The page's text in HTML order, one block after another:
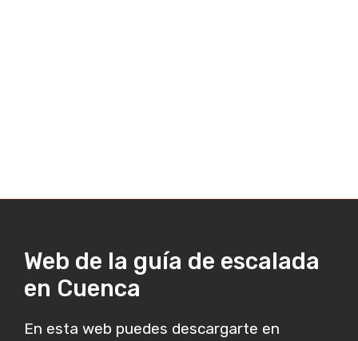
Web de la guía de escalada
en Cuenca
En esta web puedes descargarte en